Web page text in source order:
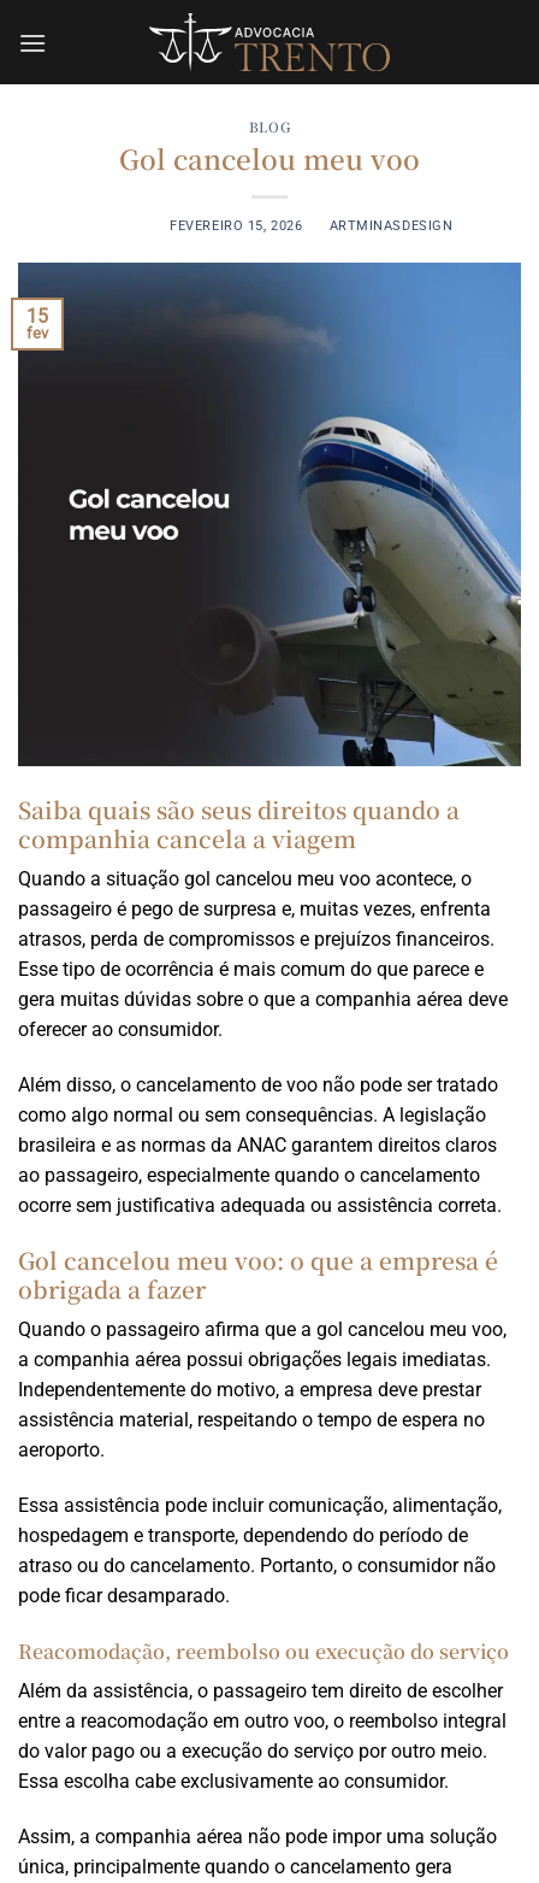
BLOG
Gol cancelou meu voo
FEVEREIRO 15, 2026 ARTMINASDESIGN
15
fev
Saiba quais são seus direitos quando a
companhia cancela a viagem
Quando a situação gol cancelou meu voo acontece, o
passageiro é pego de surpresa e, muitas vezes, enfrenta
atrasos, perda de compromissos e prejuízos financeiros.
Esse tipo de ocorrência é mais comum do que parece e
gera muitas dúvidas sobre o que a companhia aérea deve
oferecer ao consumidor.
Além disso, o cancelamento de voo não pode ser tratado
como algo normal ou sem consequências. A legislação
brasileira e as normas da ANAC garantem direitos claros
ao passageiro, especialmente quando o cancelamento
ocorre sem justificativa adequada ou assistência correta.
Gol cancelou meu voo: o que a empresa é
obrigada a fazer
Quando o passageiro afirma que a gol cancelou meu voo,
a companhia aérea possui obrigações legais imediatas.
Independentemente do motivo, a empresa deve prestar
assistência material, respeitando o tempo de espera no
aeroporto.
Essa assistência pode incluir comunicação, alimentação,
hospedagem e transporte, dependendo do período de
atraso ou do cancelamento. Portanto, o consumidor não
pode ficar desamparado.
Reacomodação, reembolso ou execução do serviço
Além da assistência, o passageiro tem direito de escolher
entre a reacomodação em outro voo, o reembolso integral
do valor pago ou a execução do serviço por outro meio.
Essa escolha cabe exclusivamente ao consumidor.
Assim, a companhia aérea não pode impor uma solução
única, principalmente quando o cancelamento gera